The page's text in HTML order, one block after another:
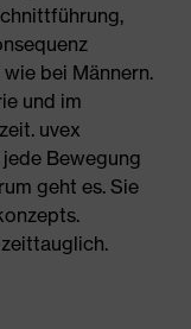
bei Männern.
und im
uvex
Bewegung
geht es. Sie